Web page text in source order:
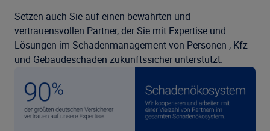
Setzen auch Sie auf einen bewährten und
vertrauensvollen Partner, der Sie mit Expertise und
Lösungen im Schadenmanagement von Personen-, Kfz-
und Gebäudeschaden zukunftssicher unterstützt.